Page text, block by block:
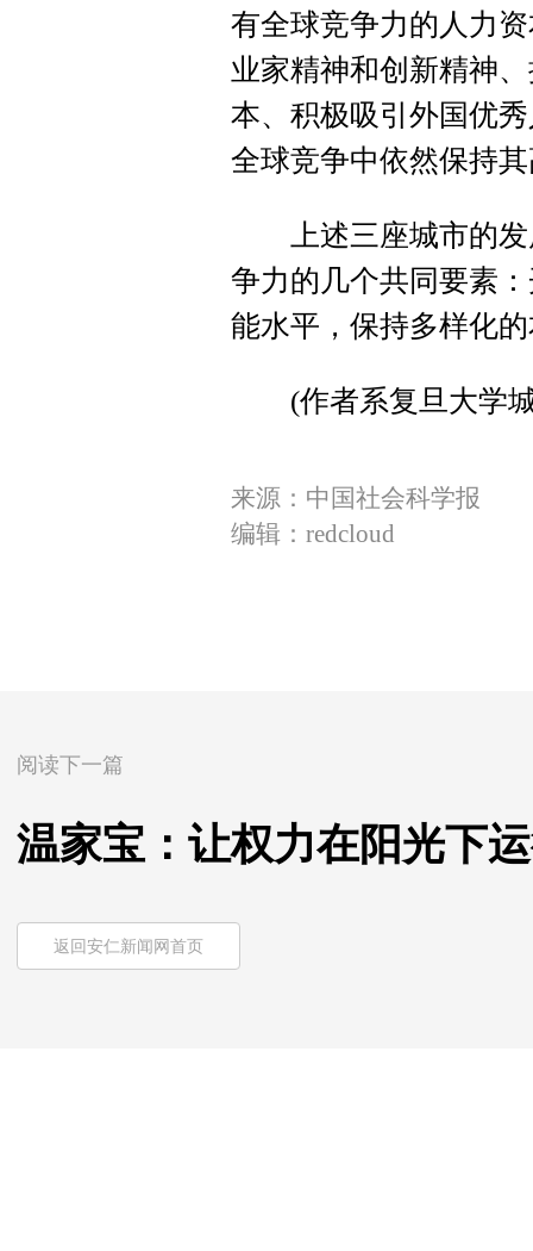
有全球竞争力的人力
业家精神和创新精神
本、积极吸引外国优
全球竞争中依然保持
上述三座城市的发
争力的几个共同要素
能水平，保持多样化
(作者系复旦大学城
来源：中国社会科学报
编辑：redcloud
阅读下一篇
温家宝：让权力在阳光下
返回安仁新闻网首页